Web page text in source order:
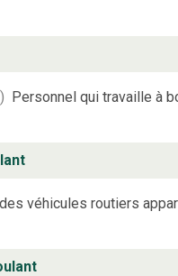
Personnel qui travaille à
véhicules routiers